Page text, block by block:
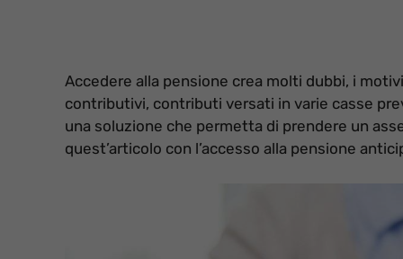
Accedere alla pensione crea molti dubbi, i
contributivi, contributi versati in varie casse
una soluzione che permetta di prendere un
quest’articolo con l’accesso alla pensione